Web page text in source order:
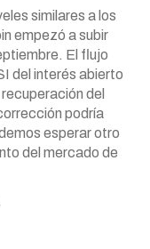
similares a los
empezó a subir
El flujo
del interés abierto
del
podría
esperar otro
del mercado de